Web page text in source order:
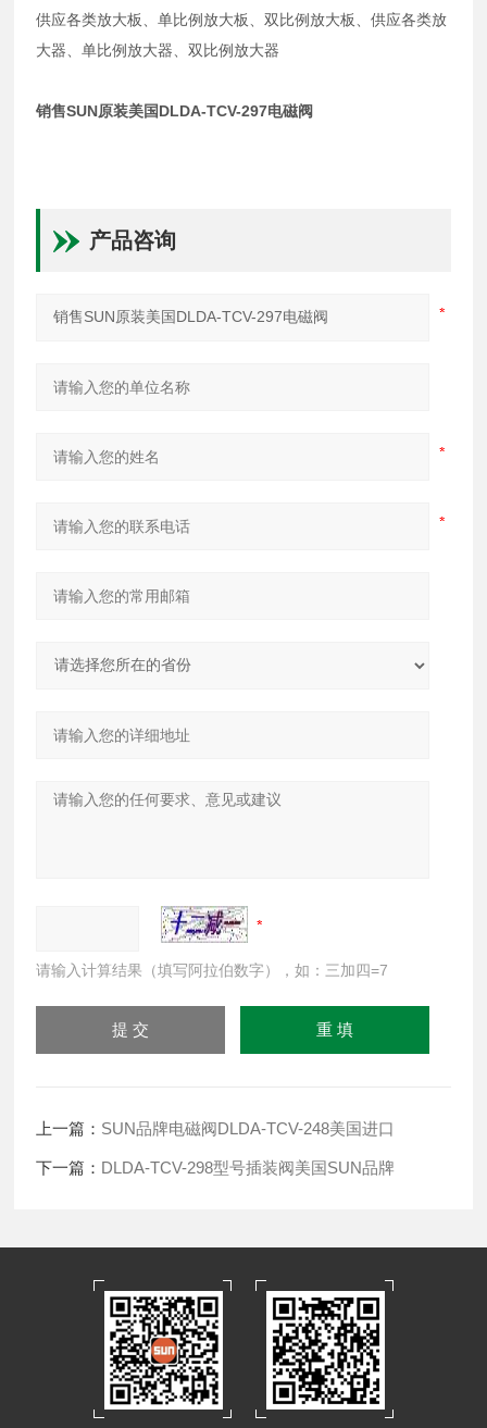
供应各类放大板、单比例放大板、双比例放大板、供应各类放
大器、单比例放大器、双比例放大器
销售SUN原装美国DLDA-TCV-297电磁阀
产品咨询
请输入计算结果（填写阿拉伯数字），如：三加四=7
上一篇： SUN品牌电磁阀DLDA-TCV-248美国进口
下一篇： DLDA-TCV-298型号插装阀美国SUN品牌